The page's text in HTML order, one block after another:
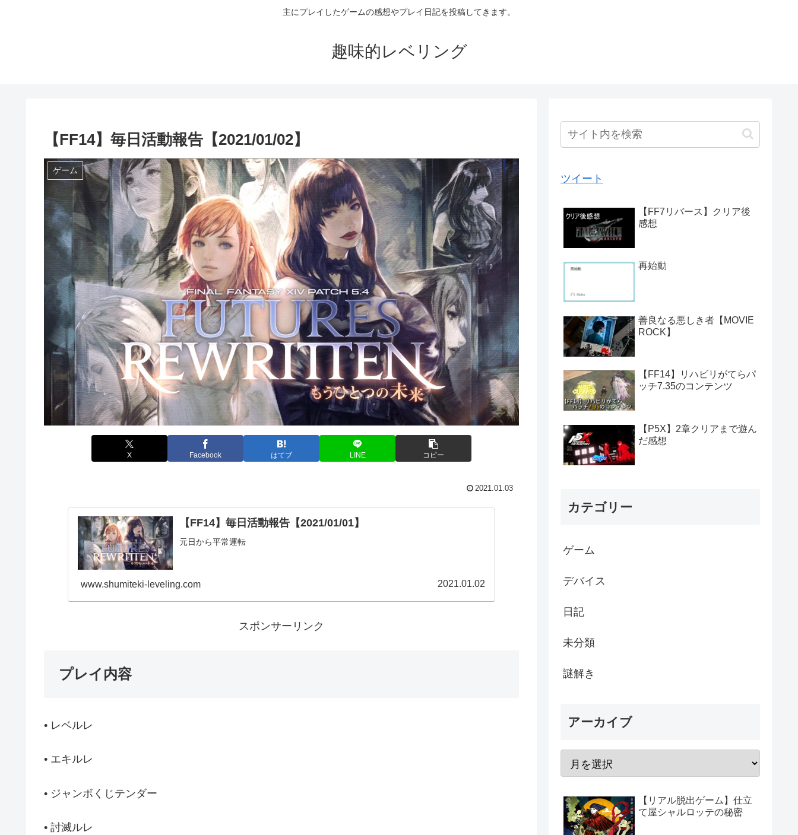
主にプレイしたゲームの感想やプレイ日記を投稿してきます。
趣味的レベリング
【FF14】毎日活動報告【2021/01/02】
ゲーム
X Facebook はてブ LINE コピー
2021.01.03
【FF14】毎日活動報告【2021/01/01】
元日から平常運転
www.shumiteki-leveling.com 2021.01.02
スポンサーリンク
プレイ内容
• レベルレ
• エキルレ
• ジャンボくじテンダー
• 討滅ルレ
ツイート
【FF7リバース】クリア後
感想
再始動
善良なる悪しき者【MOVIE
ROCK】
【FF14】リハビリがてらパ
ッチ7.35のコンテンツ
【P5X】2章クリアまで遊ん
だ感想
カテゴリー
ゲーム
デバイス
日記
未分類
謎解き
アーカイブ
【リアル脱出ゲーム】仕立
て屋シャルロッテの秘密